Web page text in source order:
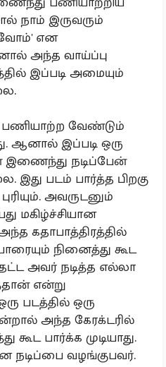
நாம் இருவரும்
என
அந்த வாய்ப்பு
இப்படி அமையும்
வேண்டும்
ஆனால் இப்படி ஒரு
இணைந்து நடிப்பேன்
இது படம் பார்த்த பிறகு
அவருடனும்
மகிழ்ச்சியான
கதாபாத்திரத்தில்
நினைத்து கூட
அவர் நடித்த எல்லா
என்று
படத்தில் ஒரு
அந்த கேரக்டரில்
கூட பார்க்க முடியாது.
நடிப்பை வழங்குபவர்.